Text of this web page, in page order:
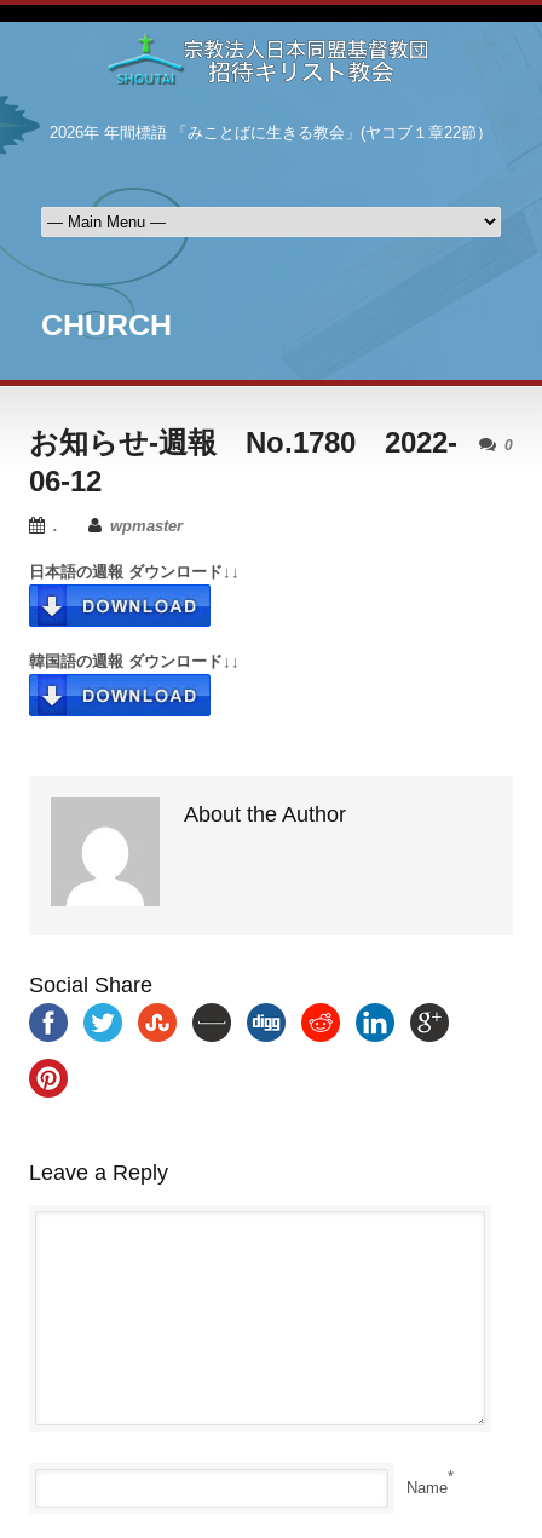
2026年 年間標語 「みことばに生きる教会」(ヤコブ１章22節）
CHURCH
0
お知らせ-週報 No.1780 2022-
06-12
. wpmaster
日本語の週報 ダウンロード↓↓
韓国語の週報 ダウンロード↓↓
About the Author
Social Share
Leave a Reply
Name
*